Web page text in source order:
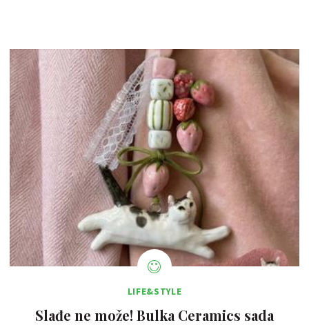
LIFE&STYLE
Slađe ne može! Bulka Ceramics sada